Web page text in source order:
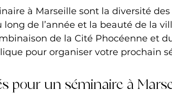
à Marseille sont la diversité
de l’année et la beauté de la
de la Cité Phocéenne et
pour organiser votre prochain
pour un séminaire à